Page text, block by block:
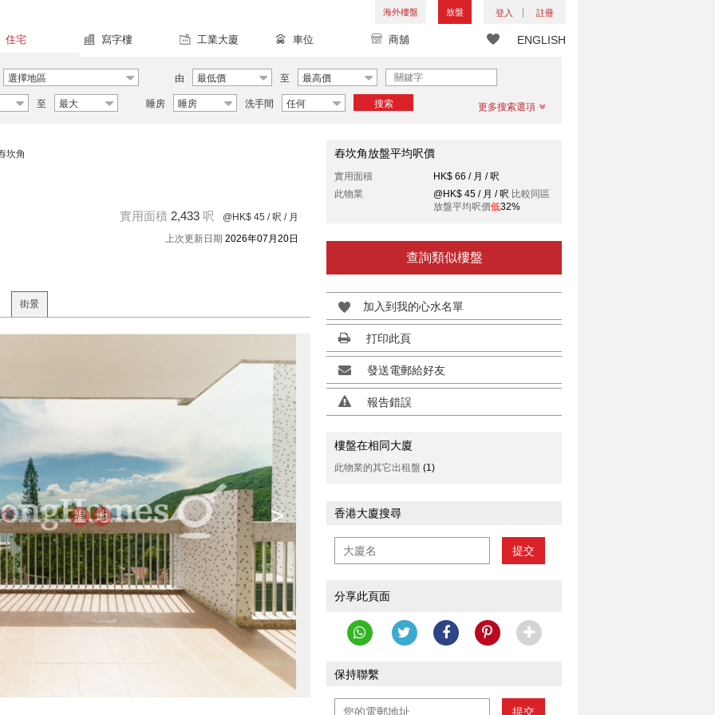
海外樓盤 放盤 登入 註冊
ENGLISH
住宅 寫字樓 工業大廈 車位 商舖
選擇地區 由 最低價 至 最高價
至 最大 睡房 睡房 洗手間 任何 搜索 更多搜索選項
坎角
實用面積 2,433 呎 @HK$ 45 / 呎 / 月
上次更新日期 2026年07月20日
街景
>
舂坎角放盤平均呎價
實用面積
HK$ 66 / 月 / 呎
此物業
@HK$ 45 / 月 / 呎 比較同區
放盤平均呎價低32%
查詢類似樓盤
加入到我的心水名單
打印此頁
發送電郵給好友
報告錯誤
樓盤在相同大廈
此物業的其它出租盤 (1)
香港大廈搜尋
提交
分享此頁面
保持聯繫
提交